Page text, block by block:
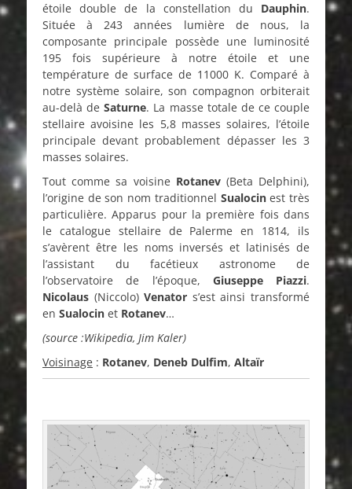
étoile double de la constellation du Dauphin.
Située à 243 années lumière de nous, la
composante principale possède une luminosité
195 fois supérieure à notre étoile et une
température de surface de 11000 K. Comparé à
notre système solaire, son compagnon orbiterait
au-delà deSaturne. La masse totale de ce couple
stellaire avoisine les 5,8 masses solaires, l’étoile
principale devant probablement dépasser les 3
masses solaires.
Tout comme sa voisine Rotanev(Beta Delphini),
l’origine de son nom traditionnel Sualocinest très
particulière. Apparus pour la première fois dans
le catalogue stellaire de Palerme en 1814, ils
s’avèrent être les noms inversés et latinisés de
l’assistant du facétieux astronome de
l’observatoire de l’époque, Giuseppe Piazzi.
Nicolaus (Niccolo)Venator s’est ainsi transformé
en Sualocin et Rotanev…
(source :Wikipedia, Jim Kaler)
Voisinage : Rotanev, Deneb Dulfim, Altaïr